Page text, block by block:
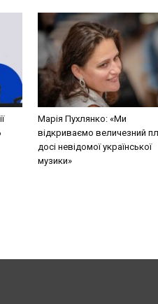
Марія Пухлянко: «Ми
відкриваємо величезний
досі невідомої української
музики»